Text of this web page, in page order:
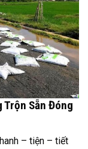
Trộn Sẵn Đóng
– tiện – tiết